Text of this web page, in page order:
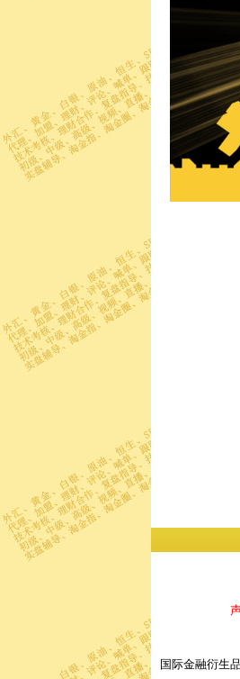
国际金融衍生